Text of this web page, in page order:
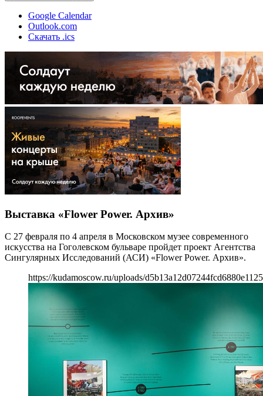
Google Calendar
Outlook.com
Скачать .ics
Выставка «Flower Power. Архив»
С 27 февраля по 4 апреля в Московском музее современного
искусства на Гоголевском бульваре пройдет проект Агентства
Сингулярных Исследований (АСИ) «Flower Power. Архив».
https://kudamoscow.ru/uploads/